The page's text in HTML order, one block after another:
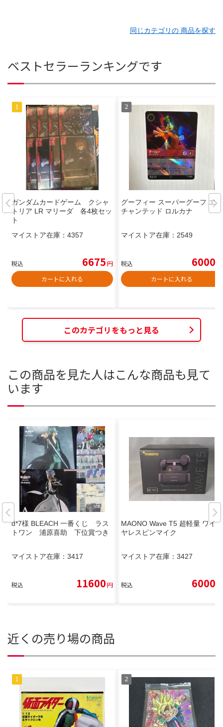
同じカテゴリの 商品を探す
ベストセラーランキングです
ガンダムカードゲーム クシャ
トリア LR マリーダ 各4枚セッ
ト
マイストア在庫： 4357
税込 6675円
カートに入れる
グーフィー スーパーグーフ エン
チャンテッド ロルカナ
マイストア在庫： 2549
税込 6000
カートに入れる
このカテゴリをもっと見る
この商品を見た人はこんな商品も見て
います
d*7様 BLEACH 一番くじ ラス
トワン 浦原喜助 下位賞つき
マイストア在庫： 3417
税込 11600円
MAONO Wave T5 超軽量 ワイ
ヤレスピンマイク
マイストア在庫： 3427
税込 6000
近くの売り場の商品